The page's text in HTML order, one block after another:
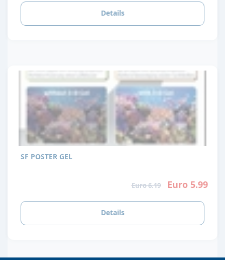
Details
SF POSTER GEL
Euro 6.19 Euro 5.99
Details